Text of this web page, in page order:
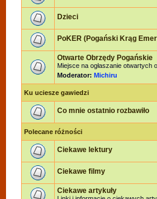
Dzieci
PoKER (Pogański Krąg
Otwarte Obrzędy Pogańskie
Miejsce na ogłaszanie
Moderator: Michiru
Ku uciesze gawiedzi
Co mnie ostatnio rozbawiło
Polecane różności
Ciekawe lektury
Ciekawe filmy
Ciekawe artykuły